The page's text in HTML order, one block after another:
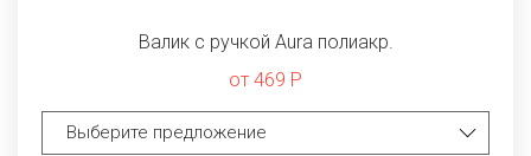
Валик с ручкой Aura полиакр.
от 469 Р